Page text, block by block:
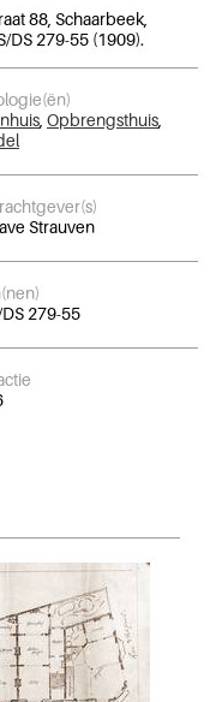
88, Schaarbeek,
DS 279-55 (1909).
Opbrengsthuis
Strauven
279-55